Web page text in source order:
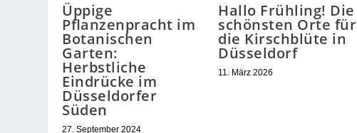
Üppige
Pflanzenpracht im
Botanischen
Garten:
Herbstliche
Eindrücke im
Düsseldorfer
Süden
27. September 2024
Hallo Frühling! Die
schönsten Orte für
die Kirschblüte in
Düsseldorf
11. März 2026